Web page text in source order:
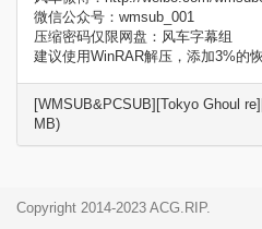
微信公众号：wmsub_001
压缩密码仅限网盘：风车字幕组
建议使用WinRAR解压，添加3%的
[WMSUB&PCSUB][Tokyo Ghoul
MB)
Copyright 2014-2023 ACG.RIP.